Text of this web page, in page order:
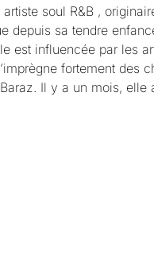
soul R&B ,
depuis sa tendre
est influencée par les
fortement des
Il y a un mois, elle